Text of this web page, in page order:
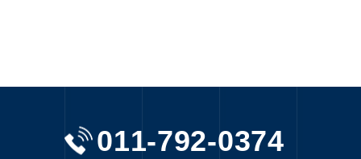
011-792-0374